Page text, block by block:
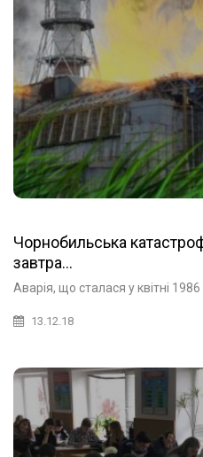
Чорнобильська
завтра…
Аварія, що сталася у квітні
13.12.18